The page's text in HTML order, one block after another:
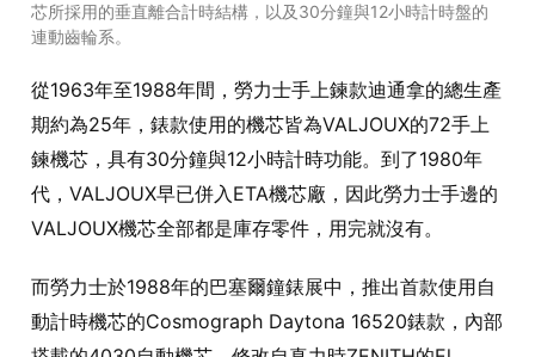
芯所採用的垂直離合計時結構，以及30分鐘與12小時計時盤的
連動齒輪系。
從1963年至1988年間，勞力士手上鍊款迪通拿的總生產
期約為25年，錶款使用的機芯皆為VALJOUX的72手上
鍊機芯，具有30分鐘與12小時計時功能。到了1980年
代，VALJOUX早已併入ETA機芯廠，因此勞力士手邊的
VALJOUX機芯全部都是庫存零件，用完就沒有。
而勞力士於1988年的巴塞爾鐘錶展中，推出首款使用自
動計時機芯的Cosmograph Daytona 16520錶款，內部